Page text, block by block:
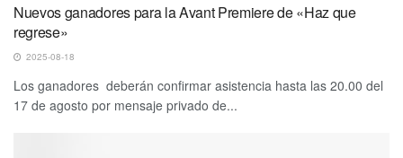
Nuevos ganadores para la Avant Premiere de «Haz que
regrese»
2025-08-18
Los ganadores deberán confirmar asistencia hasta las 20.00 del
17 de agosto por mensaje privado de...